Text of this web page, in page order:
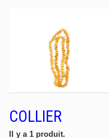
COLLIER
Il y a 1 produit.